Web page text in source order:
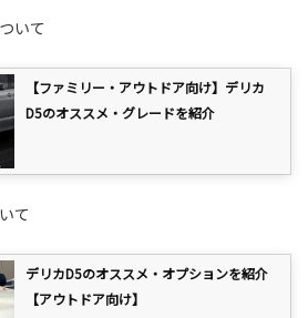
いて
【ファミリー・アウトドア向け】デリカ
D5のオススメ・グレードを紹介
て
デリカD5のオススメ・オプションを紹介
【アウトドア向け】